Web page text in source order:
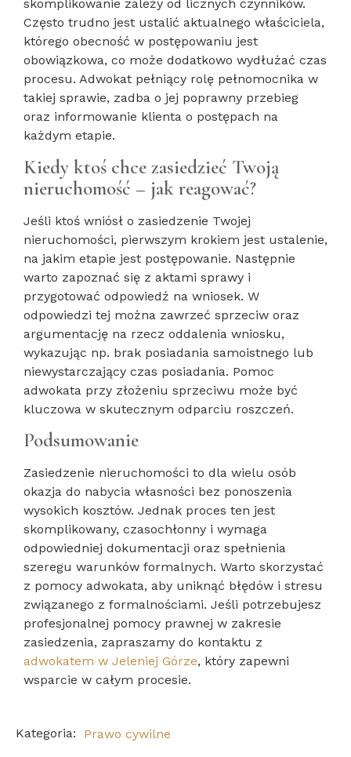
skomplikowanie zależy od licznych czynników.
Często trudno jest ustalić aktualnego właściciela,
którego obecność w postępowaniu jest
obowiązkowa, co może dodatkowo wydłużać czas
procesu. Adwokat pełniący rolę pełnomocnika w
takiej sprawie, zadba o jej poprawny przebieg
oraz informowanie klienta o postępach na
każdym etapie.
Kiedy ktoś chce zasiedzieć Twoją
nieruchomość – jak reagować?
Jeśli ktoś wniósł o zasiedzenie Twojej
nieruchomości, pierwszym krokiem jest ustalenie,
na jakim etapie jest postępowanie. Następnie
warto zapoznać się z aktami sprawy i
przygotować odpowiedź na wniosek. W
odpowiedzi tej można zawrzeć sprzeciw oraz
argumentację na rzecz oddalenia wniosku,
wykazując np. brak posiadania samoistnego lub
niewystarczający czas posiadania. Pomoc
adwokata przy złożeniu sprzeciwu może być
kluczowa w skutecznym odparciu roszczeń.
Podsumowanie
Zasiedzenie nieruchomości to dla wielu osób
okazja do nabycia własności bez ponoszenia
wysokich kosztów. Jednak proces ten jest
skomplikowany, czasochłonny i wymaga
odpowiedniej dokumentacji oraz spełnienia
szeregu warunków formalnych. Warto skorzystać
z pomocy adwokata, aby uniknąć błędów i stresu
związanego z formalnościami. Jeśli potrzebujesz
profesjonalnej pomocy prawnej w zakresie
zasiedzenia, zapraszamy do kontaktu z
adwokatem w Jeleniej Górze, który zapewni
wsparcie w całym procesie.
Kategoria: Prawo cywilne